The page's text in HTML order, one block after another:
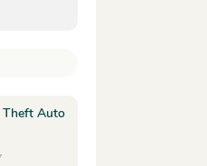
Theft Auto